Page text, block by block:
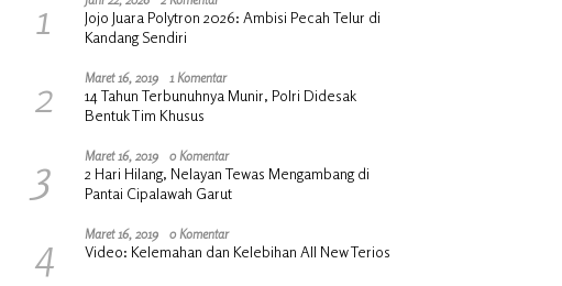
1
Jojo Juara Polytron 2026: Ambisi Pecah Telur di
Kandang Sendiri
2 Maret 16, 2019 1 Komentar
14 Tahun Terbunuhnya Munir, Polri Didesak
Bentuk Tim Khusus
3 Maret 16, 2019 0 Komentar
2 Hari Hilang, Nelayan Tewas Mengambang di
Pantai Cipalawah Garut
4 Maret 16, 2019 0 Komentar
Video: Kelemahan dan Kelebihan All New Terios